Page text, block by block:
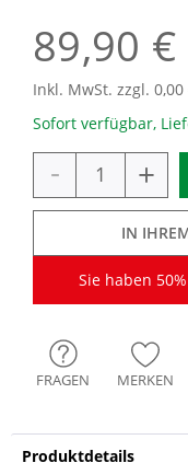
89,90 €
Inkl. MwSt. zzgl. 0,00
Sofort verfügbar,
- +
IN
Sie haben
FRAGEN MERKEN
Produktdetails